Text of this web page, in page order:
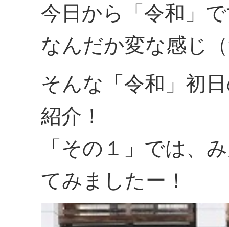
今日から「令和」
なんだか変な感じ
そんな「令和」初
紹介！
「その１」では、
てみましたー！